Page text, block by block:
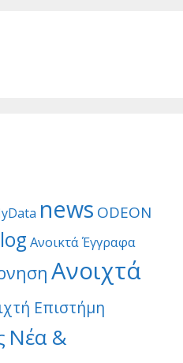
news ODEON
Ανοικτά Έγγραφα
Ανοιχτά
Επιστήμη
Νέα &